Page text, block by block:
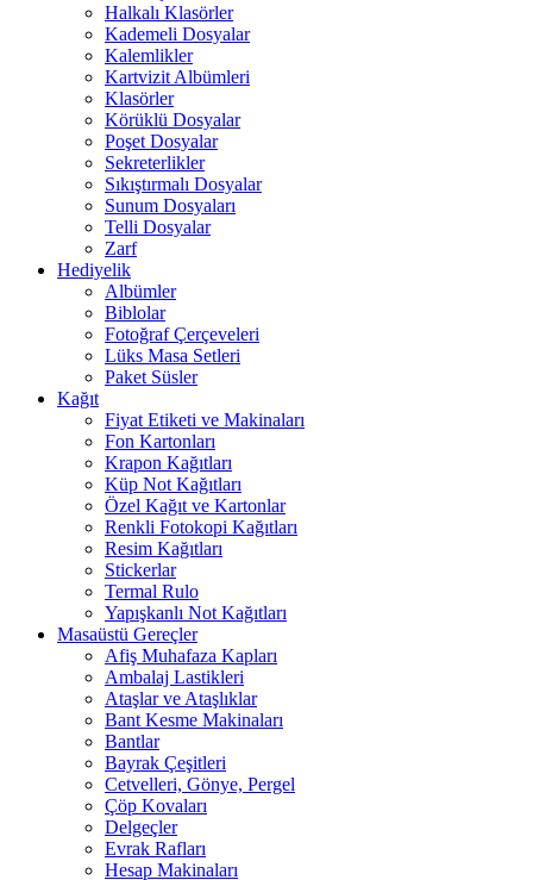
Halkalı Klasörler
Kademeli Dosyalar
Kalemlikler
Kartvizit Albümleri
Klasörler
Körüklü Dosyalar
Poşet Dosyalar
Sekreterlikler
Sıkıştırmalı Dosyalar
Sunum Dosyaları
Telli Dosyalar
Zarf
Hediyelik
Albümler
Biblolar
Fotoğraf Çerçeveleri
Lüks Masa Setleri
Paket Süsler
Kağıt
Fiyat Etiketi ve Makinaları
Fon Kartonları
Krapon Kağıtları
Küp Not Kağıtları
Özel Kağıt ve Kartonlar
Renkli Fotokopi Kağıtları
Resim Kağıtları
Stickerlar
Termal Rulo
Yapışkanlı Not Kağıtları
Masaüstü Gereçler
Afiş Muhafaza Kapları
Ambalaj Lastikleri
Ataşlar ve Ataşlıklar
Bant Kesme Makinaları
Bantlar
Bayrak Çeşitleri
Cetvelleri, Gönye, Pergel
Çöp Kovaları
Delgeçler
Evrak Rafları
Hesap Makinaları